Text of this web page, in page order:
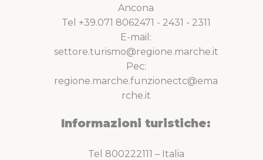
Ancona
Tel +39.071 8062471 - 2431 - 2311
E-mail:
settore.turismo@regione.marche.it
Pec:
regione.marche.funzionectc@ema
rche.it
Informazioni turistiche:
Tel 800222111 – Italia